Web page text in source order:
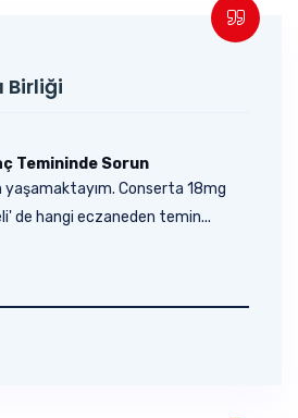
Birliği
Temininde Sorun
Conserta 18mg
de hangi eczaneden temin...